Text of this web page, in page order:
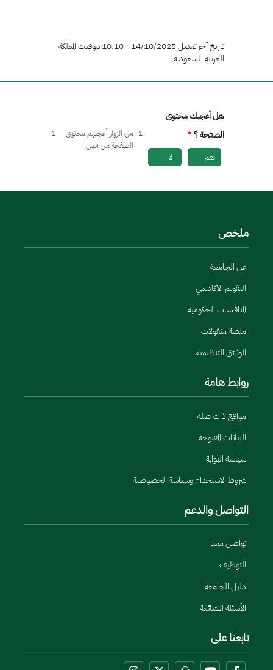
تاريخ آخر تعديل 14/10/2025 - 10:10 بتوقيت المملكة
العربية السعودية
هل أعجبك محتوى
الصفحة ؟
نعم لا
1 من الزوار أعجبهم محتوى
الصفحة من أصل
1
ملخص
عن الجامعة
التقويم الأكاديمي
المنافسات الحكومية
منصة منقولات
الوثائق التنظيمية
روابط هامة
مواقع ذات صلة
البيانات المفتوحة
سياسة البوابة
شروط الاستخدام وسياسة الخصوصية
التواصل والدعم
تواصل معنا
التوظيف
دليل الجامعة
الأسئلة الشائعة
تابعنا على